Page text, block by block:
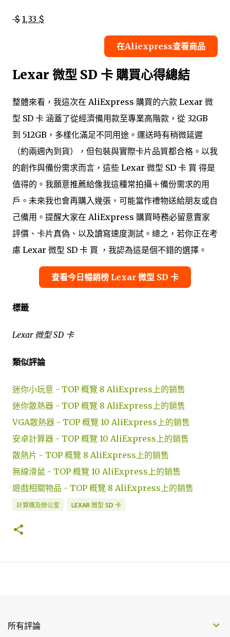
$ 1,33 $
在Aliexpress查看商品
Lexar 微型 SD 卡 購買心得總結
整體來看，我這次在 AliExpress 購買的六款 Lexar 微
型 SD 卡 涵蓋了從經濟備用款至專業高階款，從 32GB
到 512GB，多樣化滿足不同用途。運送時有稍微延遲
（約兩週內到貨），但包裝與實際卡片品質都合格。以我
的創作與備份需求而言，這些 Lexar 微型 SD 卡 買 得是
值得的。我願意推薦給像我這種常拍攝＋備份需求的用
戶。未來我也會再購入幾張，可能當作禮物送給朋友或自
己備用。提醒大家在 AliExpress 購買時務必留意賣家
評價、卡片真偽、以及讀寫速度測試。總之，若你正在考
慮 Lexar 微型 SD 卡 買 ，我認為這是個不錯的選擇。
查看今日暢銷榜 Lexar 微型 SD 卡
標籤
Lexar 微型 SD 卡
類似評論
迷你小玩意 - TOP 概覽 8 AliExpress上的銷售
迷你散熱器 - TOP 概覽 8 AliExpress上的銷售
VGA散熱器 - TOP 概覽 10 AliExpress上的銷售
安卓計算器 - TOP 概覽 10 AliExpress上的銷售
散熱片 - TOP 概覽 8 AliExpress上的銷售
無線滑鼠 - TOP 概覽 10 AliExpress上的銷售
遊戲相關物品 - TOP 概覽 8 AliExpress上的銷售
計算機及辦公室 LEXAR 微型 SD 卡
所有評論